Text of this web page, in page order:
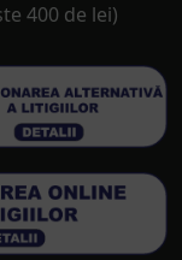
400 de lei)